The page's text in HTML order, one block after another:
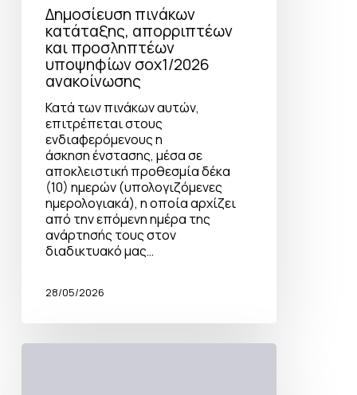
Δημοσίευση πινάκων
κατάταξης, απορριπτέων
και προσληπτέων
υποψηφίων σοχ1/2026
ανακοίνωσης
Κατά των πινάκων αυτών,
επιτρέπεται στους
ενδιαφερόμενους η
άσκηση ένστασης, μέσα σε
αποκλειστική προθεσμία δέκα
(10) ημερών (υπολογιζόμενες
ημερολογιακά), η οποία αρχίζει
από την επόμενη ημέρα της
ανάρτησής τους στον
διαδικτυακό μας…
28/05/2026
Πρόσκληση